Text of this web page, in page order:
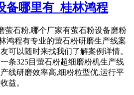
备哪里有_桂林鸿程
萤石粉,哪个厂家有萤石粉设备磨粉
鸿程有专业的萤石粉研磨生产线案
可以随时来找我们了解案例详情。
条325目萤石粉超细磨粉机生产线
线研磨效率高,细粉粒型优,运行平
益。